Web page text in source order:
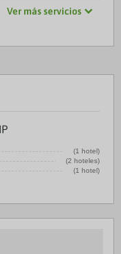
Ver más servicios
(1 hotel)
(2 hoteles)
(1 hotel)